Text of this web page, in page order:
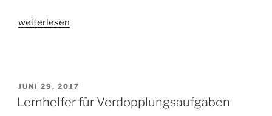
„Bilderbücher
weiterlesen
VERÖFFENTLICHT
AM
JUNI 29, 2017
Lernhelfer für Verdopplungsaufgaben